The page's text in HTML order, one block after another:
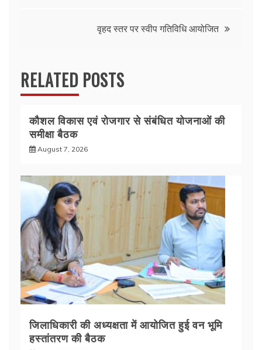
p
वृहद स्तर पर स्वीप गतिविधि आयोजित
RELATED POSTS
कौशल विकास एवं रोजगार से संबंधित योजनाओं की
समीक्षा बैठक
August 7, 2026
जिलाधिकारी की अध्यक्षता में आयोजित हुई वन भूमि
हस्तांतरण की बैठक